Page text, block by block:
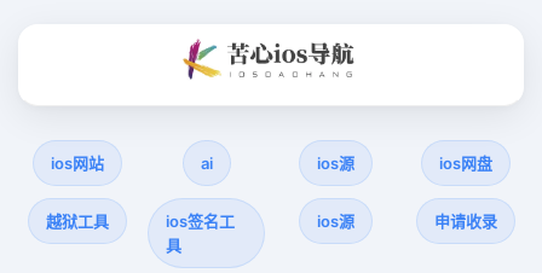
ios网站 ai ios源 ios网盘
越狱工具
ios签名工
具
ios源 申请收录